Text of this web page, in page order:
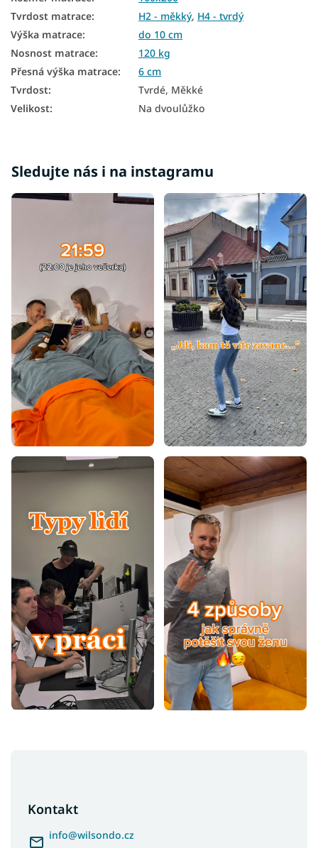
Tvrdost matrace: H2 - měkký, H4 - tvrdý
Výška matrace:
do 10 cm
Nosnost matrace:
120 kg
Přesná výška matrace:
6 cm
Tvrdost:
Tvrdé, Měkké
Velikost: Na dvoulůžko
Sledujte nás i na instagramu
Kontakt
info@wilsondo.cz